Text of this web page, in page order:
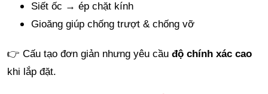
Siết ốc → ép chặt kính
Gioăng giúp chống trượt & chống vỡ
👉 Cấu tạo đơn giản nhưng yêu cầu độ chính xác cao
khi lắp đặt.